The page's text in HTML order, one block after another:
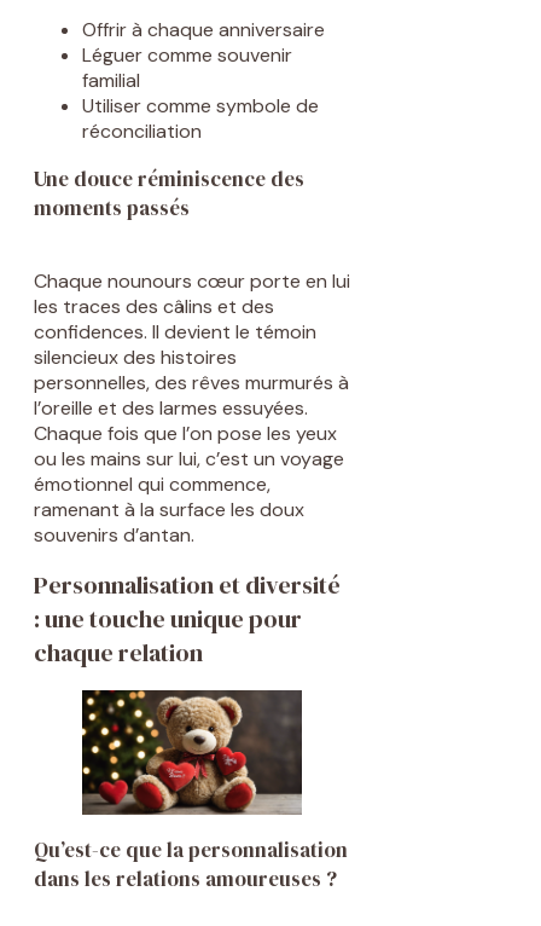
Offrir à chaque anniversaire
Léguer comme souvenir
familial
Utiliser comme symbole de
réconciliation
Une douce réminiscence des
moments passés
Chaque nounours cœur porte en lui
les traces des câlins et des
confidences. Il devient le témoin
silencieux des histoires
personnelles, des rêves murmurés à
l’oreille et des larmes essuyées.
Chaque fois que l’on pose les yeux
ou les mains sur lui, c’est un voyage
émotionnel qui commence,
ramenant à la surface les doux
souvenirs d’antan.
Personnalisation et diversité
: une touche unique pour
chaque relation
Qu’est-ce que la personnalisation
dans les relations amoureuses ?